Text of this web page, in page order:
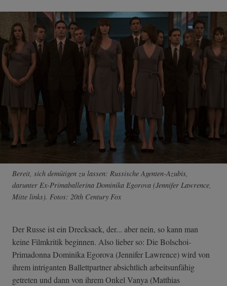
Bereit, sich demütigen zu lassen: Russische Agenten-Azubis,
darunter Ex-Primaballerina Dominika Egorova (Jennifer Lawrence,
Mitte links). Fotos: 20th Century Fox
Der Russe ist ein Drecksack, der... aber nein, so kann man
keine Filmkritik beginnen. Also lieber so: Die Bolschoi-
Primadonna Dominika Egorova (Jennifer Lawrence) wird von
ihrem intriganten Ballettpartner absichtlich arbeitsunfähig
getreten und dann von ihrem Onkel Vanya (Matthias